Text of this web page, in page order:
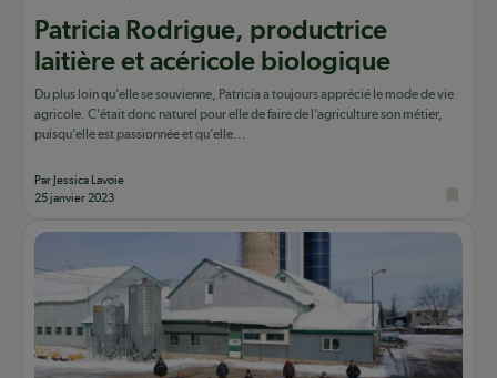
Patricia Rodrigue, productrice
laitière et acéricole biologique
Du plus loin qu’elle se souvienne, Patricia a toujours apprécié le mode de vie
agricole. C’était donc naturel pour elle de faire de l’agriculture son métier,
puisqu’elle est passionnée et qu’elle...
Par Jessica Lavoie
25 janvier 2023